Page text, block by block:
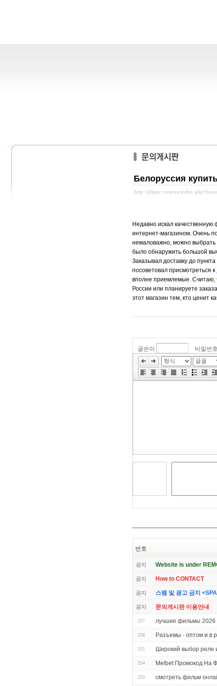
Белоруссия
http://jdlpnc.com/xe/
Недавно искал качественную
интернет-магазином. Очень
немаловажно, можно выбрать
было обнаружить большой
Заказывал доставку до
посоветовал присмотреться к
вполне приемлемые. Считаю,
России или планируете
этот магазин тем, кто ценит
글쓴이
비밀번
편
도
번호
공지 Website is under
공지 How to CONTACT
공지 스팸 및 광고 금지
공지 문의게시판 이용안내
257 лучшие фильмы 2026
256 Разъемы - оптом и в
255 Широкий выбор реле
254 Melbet Промокод На
253 смотреть фильм